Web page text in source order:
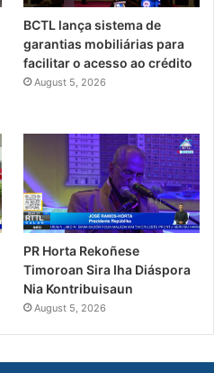
BCTL lança sistema de
garantias mobiliárias para
facilitar o acesso ao crédito
August 5, 2026
PR Horta Rekoñese
Timoroan Sira Iha Diáspora
Nia Kontribuisaun
August 5, 2026